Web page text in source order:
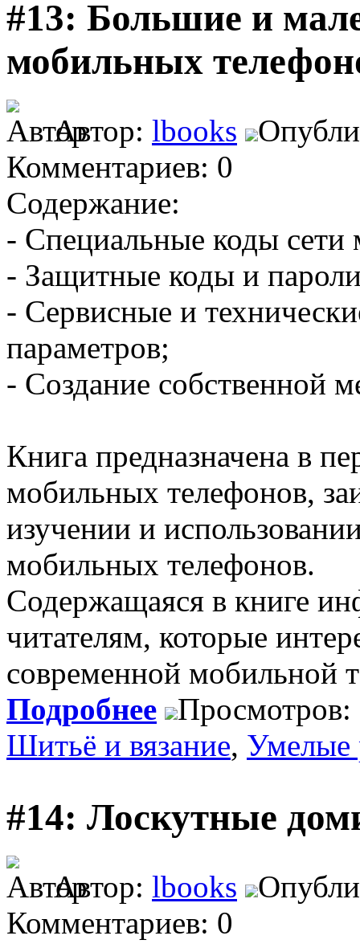
#13: Большие и
мобильных
Автор: lbooks
Комментариев: 0
Содержание:
- Специальные коды сети
- Защитные коды и
- Сервисные и
параметров;
- Создание собственной
Книга предназначена в
мобильных телефонов,
изучении и
мобильных телефонов.
Содержащаяся в книге
читателям, которые
современной мобильной
Подробнее
Просмотров:
Шитьё и вязание, Умелые
#14: Лоскутные
Автор: lbooks
Комментариев: 0